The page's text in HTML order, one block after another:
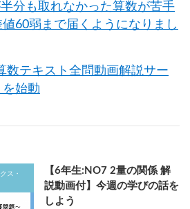
分も取れなかった算数が苦手
60弱まで届くようになりまし
数テキスト全問動画解説サー
を始動
ス・
【6年生:NO7 2量の関係 解
説動画付】今週の学びの話を
しよう